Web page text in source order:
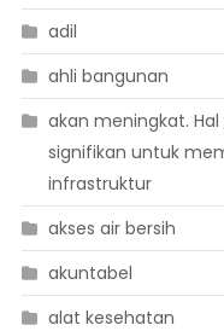
adil
ahli bangunan
akan meningkat.
signifikan untuk
infrastruktur
akses air bersih
akuntabel
alat kesehatan